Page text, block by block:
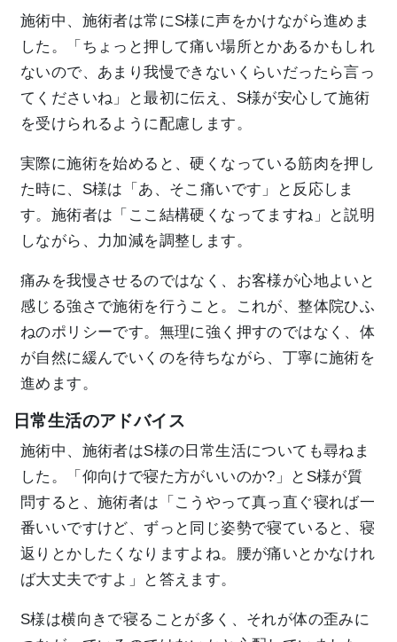
施術中、施術者は常にS様に声をかけながら進めま
した。「ちょっと押して痛い場所とかあるかもしれ
ないので、あまり我慢できないくらいだったら言っ
てくださいね」と最初に伝え、S様が安心して施術
を受けられるように配慮します。
実際に施術を始めると、硬くなっている筋肉を押し
た時に、S様は「あ、そこ痛いです」と反応しま
す。施術者は「ここ結構硬くなってますね」と説明
しながら、力加減を調整します。
痛みを我慢させるのではなく、お客様が心地よいと
感じる強さで施術を行うこと。これが、整体院ひふ
ねのポリシーです。無理に強く押すのではなく、体
が自然に緩んでいくのを待ちながら、丁寧に施術を
進めます。
日常生活のアドバイス
施術中、施術者はS様の日常生活についても尋ねま
した。「仰向けで寝た方がいいのか?」とS様が質
問すると、施術者は「こうやって真っ直ぐ寝れば一
番いいですけど、ずっと同じ姿勢で寝ていると、寝
返りとかしたくなりますよね。腰が痛いとかなけれ
ば大丈夫ですよ」と答えます。
S様は横向きで寝ることが多く、それが体の歪みに